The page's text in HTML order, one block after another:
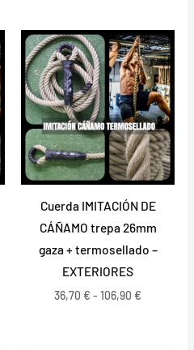
€
Cuerda IMITACIÓN DE
CÁÑAMO trepa 26mm
gaza + termosellado –
EXTERIORES
36,70 € - 106,90 €
Rango
de
precios:
desde
36,70 €
hasta
106,90 €